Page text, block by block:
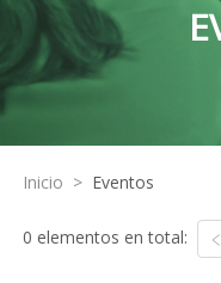
Inicio > Eventos
0 elementos en total: